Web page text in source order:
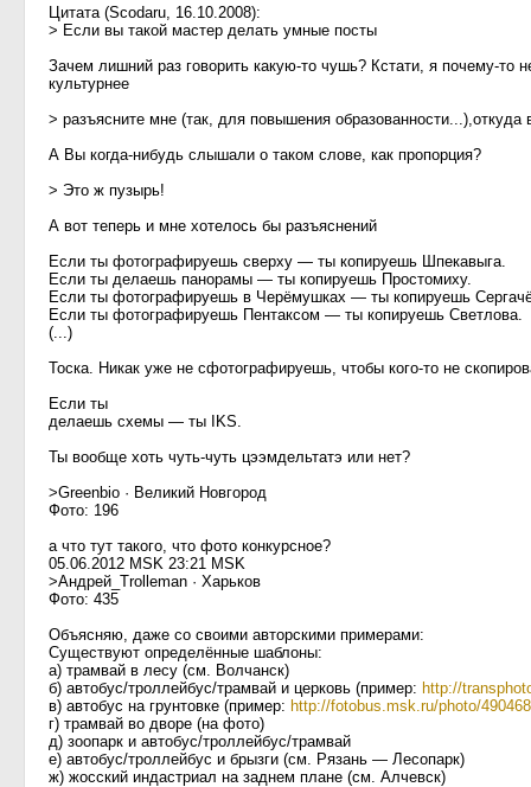
Цитата (Scodaru, 16.10.2008):
> Если вы такой мастер делать умные посты
Зачем лишний раз говорить какую-то чушь? Кстати, я почему-
культурнее
> разъясните мне (так, для повышения
А Вы когда-нибудь слышали о таком слове, как пропорция?
> Это ж пузырь!
А вот теперь и мне хотелось бы разъяснений
Если ты фотографируешь сверху — ты копируешь Шпекавыга.
Если ты делаешь панорамы — ты копируешь Простомиху.
Если ты фотографируешь в Черёмушках — ты копируешь
Если ты фотографируешь Пентаксом — ты копируешь Светлова.
(...)
Тоска. Никак уже не сфотографируешь, чтобы кого-то не
Если ты
делаешь схемы — ты IKS.
Ты вообще хоть чуть-чуть цээмдельтатэ или нет?
>Greenbio · Великий Новгород
Фото: 196
а что тут такого, что фото конкурсное?
05.06.2012 MSK 23:21 MSK
>Андрей_Trolleman · Харьков
Фото: 435
Объясняю, даже со своими авторскими примерами:
Существуют определённые шаблоны:
а) трамвай в лесу (см. Волчанск)
б) автобус/троллейбус/трамвай и церковь (пример: http://
в) автобус на грунтовке (пример: http://fotobus.msk.ru/photo/
г) трамвай во дворе (на фото)
д) зоопарк и автобус/троллейбус/трамвай
е) автобус/троллейбус и брызги (см. Рязань — Лесопарк)
ж) жосский индастриал на заднем плане (см. Алчевск)